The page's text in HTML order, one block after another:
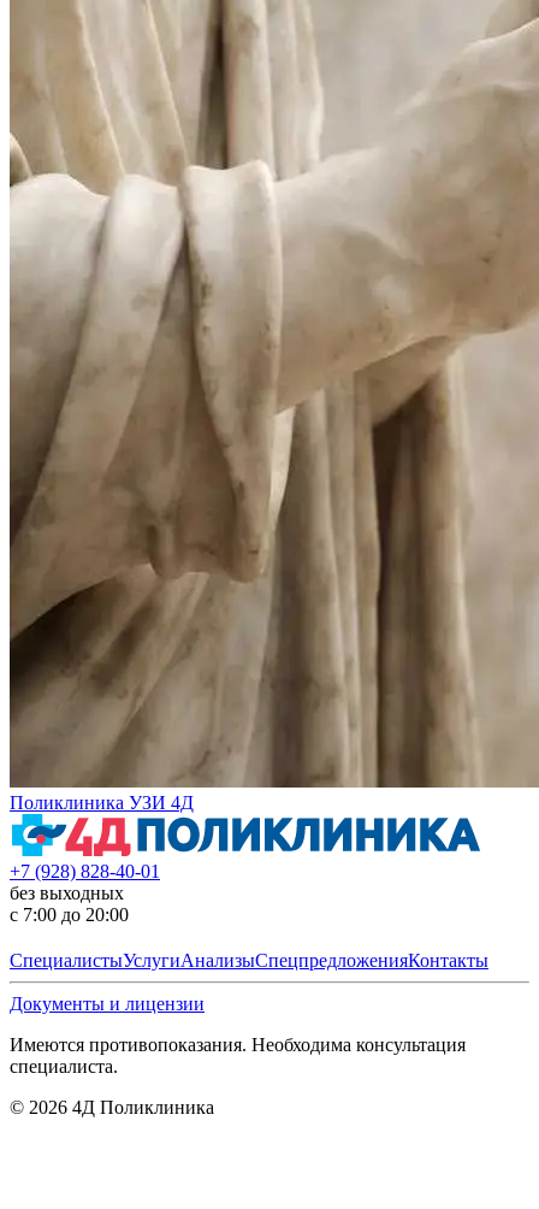
Поликлиника УЗИ 4Д
+7 (928) 828-40-01
без выходных
с 7:00 до 20:00
СпециалистыУслугиАнализыСпецпредложенияКонтакты
Документы и лицензии
Имеются противопоказания. Необходима консультация
специалиста.
© 2026 4Д Поликлиника